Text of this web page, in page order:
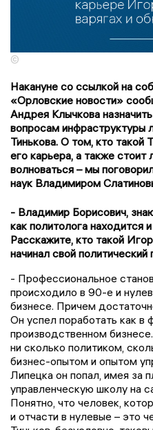
©
Накануне со ссылкой на
«Орловские новости»
Андрея Клычкова
вопросам инфраструктуры
Тинькова. О том, кто такой
его карьера, а также
волноваться – мы
наук Владимиром
- Владимир Борисович,
как политолога находится
Расскажите, кто такой
начинал свой политический
- Профессиональное
происходило в 90-е и
бизнесе. Причем
Он успел поработать как в
производственном
ни сколько политиком,
бизнес-опытом и опытом
Липецка он попал, имея за
управленческую школу на
Понятно, что человек,
и отчасти в нулевые – это